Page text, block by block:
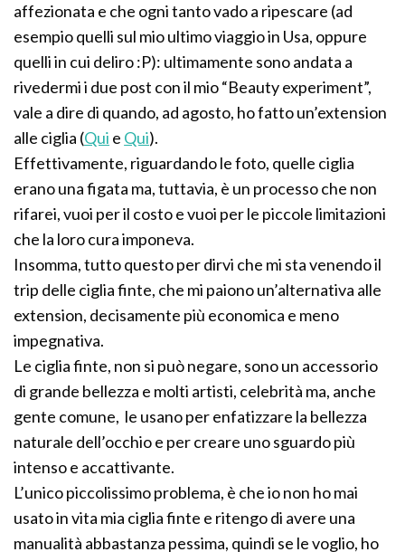
affezionata e che ogni tanto vado a ripescare (ad
esempio quelli sul mio ultimo viaggio in Usa, oppure
quelli in cui deliro :P): ultimamente sono andata a
rivedermi i due post con il mio “Beauty experiment”,
vale a dire di quando, ad agosto, ho fatto un’extension
alle ciglia (Qui e Qui).
Effettivamente, riguardando le foto, quelle ciglia
erano una figata ma, tuttavia, è un processo che non
rifarei, vuoi per il costo e vuoi per le piccole limitazioni
che la loro cura imponeva.
Insomma, tutto questo per dirvi che mi sta venendo il
trip delle ciglia finte, che mi paiono un’alternativa alle
extension, decisamente più economica e meno
impegnativa.
Le ciglia finte, non si può negare, sono un accessorio
di grande bellezza e molti artisti, celebrità ma, anche
gente comune, le usano per enfatizzare la bellezza
naturale dell’occhio e per creare uno sguardo più
intenso e accattivante.
L’unico piccolissimo problema, è che io non ho mai
usato in vita mia ciglia finte e ritengo di avere una
manualità abbastanza pessima, quindi se le voglio, ho